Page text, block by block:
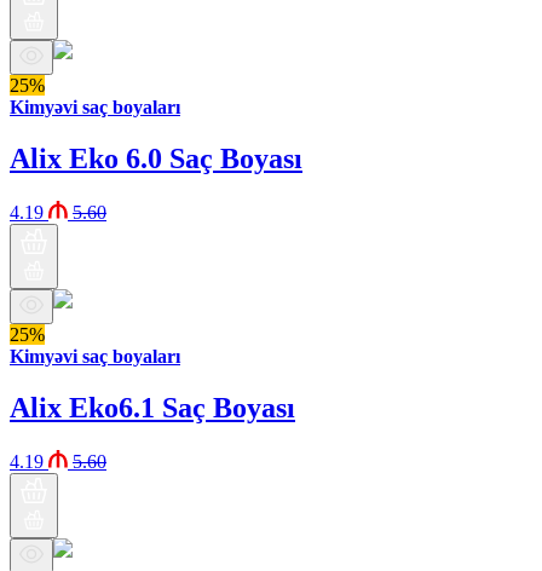
25%
Kimyəvi saç boyaları
Alix Eko 6.0 Saç Boyası
4.19 5.60
25%
Kimyəvi saç boyaları
Alix Eko6.1 Saç Boyası
4.19 5.60